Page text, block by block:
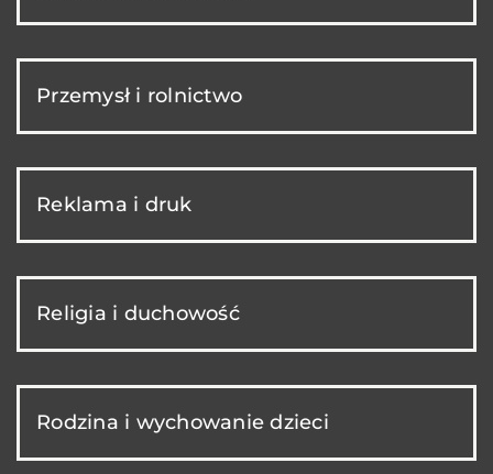
Przemysł i rolnictwo
Reklama i druk
Religia i duchowość
Rodzina i wychowanie dzieci